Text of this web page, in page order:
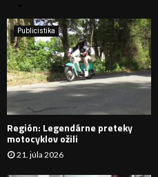
i
e
:
Publicistika
Región: Legendárne preteky
motocyklov ožili
21. júla 2026